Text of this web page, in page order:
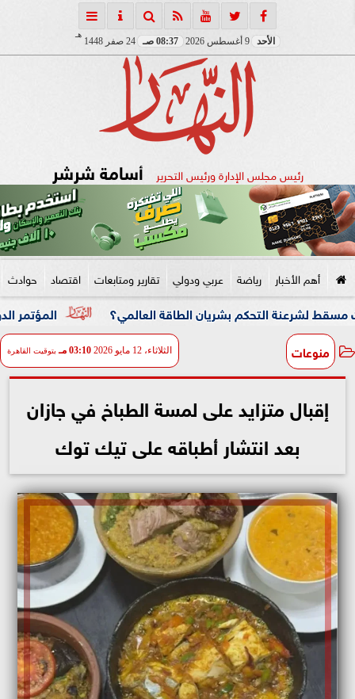
الأحد 08:37 صـ 24 صفر 1448
هـ
رئيس مجلس الإدارة ورئيس التحرير أسامة شرشر
أهم الأخبار رياضة عربي ودولي تقارير ومتابعات اقتصاد حوادث
المؤتمر الدولي بشريان الطاقة العالمي؟
منوعات الثلاثاء، 12 مايو 2026 03:10 مـ بتوقيت القاهرة
إقبال متزايد على لمسة الطباخ في جازان
بعد انتشار أطباقه على تيك توك